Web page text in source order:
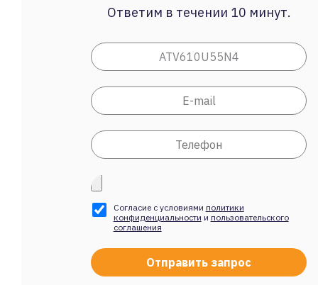
Ответим в течении 10 минут.
Согласие с условиями политики
конфиденциальности и пользовательского
соглашения